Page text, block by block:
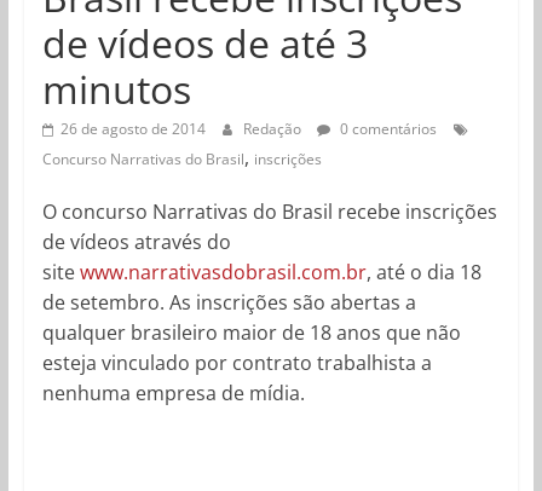
de vídeos de até 3
minutos
26 de agosto de 2014 Redação
0 comentários
Concurso Narrativas do Brasil, inscrições
O concurso Narrativas do Brasil recebe inscrições
de vídeos através do
sitewww.narrativasdobrasil.com.br, até o dia 18
de setembro. As inscrições são abertas a
qualquer brasileiro maior de 18 anos que não
esteja vinculado por contrato trabalhista a
nenhuma empresa de mídia.